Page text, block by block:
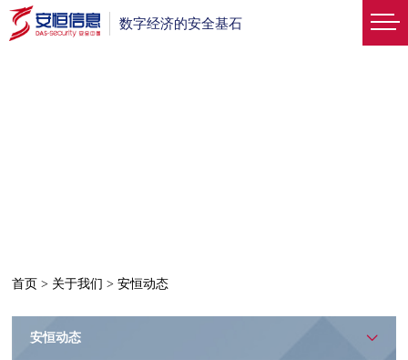
数字经济的安全基石
首页 > 关于我们 >安恒动态
安恒动态